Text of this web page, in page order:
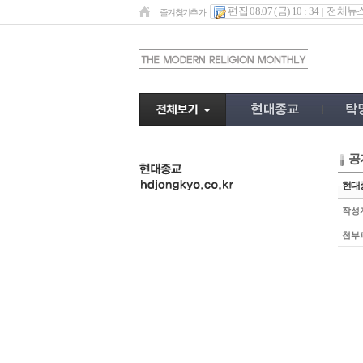
즐겨찾기추가 편집 08.07 (금) 10 : 34 전체뉴
공
현대
작성
첨부